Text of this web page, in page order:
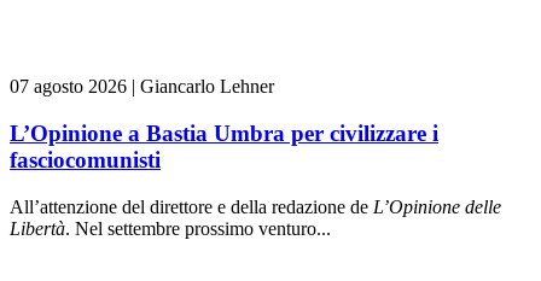
07 agosto 2026 | Giancarlo Lehner
L’Opinione a Bastia Umbra per civilizzare i
fasciocomunisti
All’attenzione del direttore e della redazione de L’Opinione delle
Libertà. Nel settembre prossimo venturo...